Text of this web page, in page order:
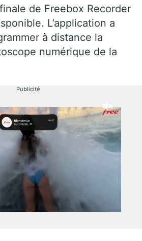
de Freebox Recorder
L’application a
à distance la
numérique de la
Publicité